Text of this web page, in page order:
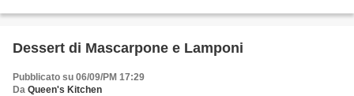
Dessert di Mascarpone e Lamponi
Pubblicato su 06/09/PM 17:29
Da Queen's Kitchen